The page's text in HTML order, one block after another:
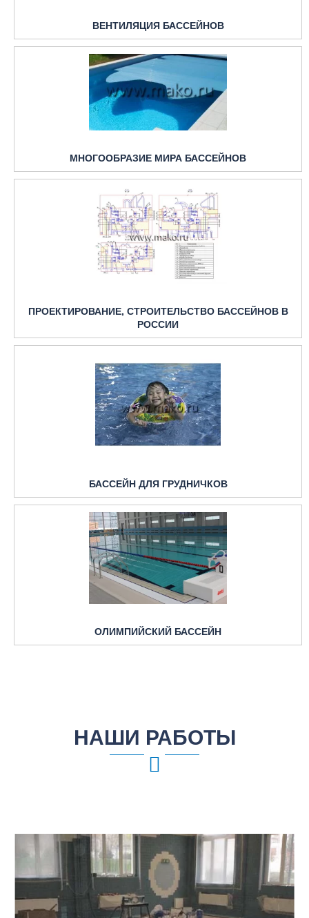
ВЕНТИЛЯЦИЯ БАССЕЙНОВ
МНОГООБРАЗИЕ МИРА БАССЕЙНОВ
ПРОЕКТИРОВАНИЕ, СТРОИТЕЛЬСТВО БАССЕЙНОВ В
РОССИИ
БАССЕЙН ДЛЯ ГРУДНИЧКОВ
ОЛИМПИЙСКИЙ БАССЕЙН
НАШИ РАБОТЫ